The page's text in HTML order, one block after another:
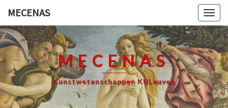
de
content
MECENAS
MECENAS
Kunstwetenschappen KULeuven